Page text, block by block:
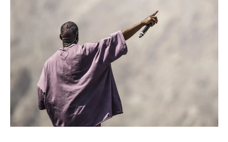
LIFESTYLE
MOTORS
SOUND
SPORT
TECH